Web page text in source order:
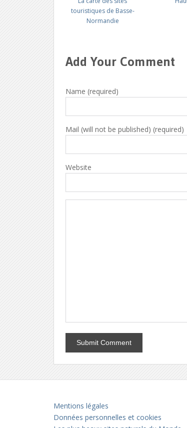
touristiques de Basse-
Normandie
Add Your Comment
Name (required)
Mail (will not be published) (required)
Website
Mentions légales
Données personnelles et cookies